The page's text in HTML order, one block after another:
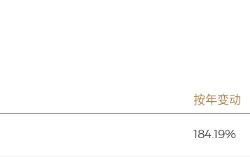
按年变动
184.19%